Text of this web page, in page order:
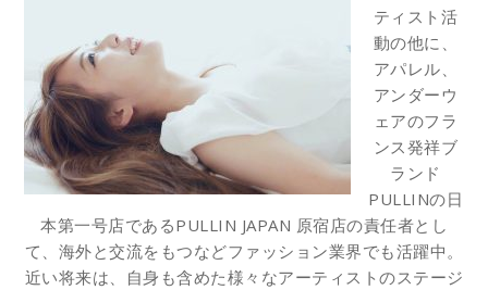
ティスト活
動の他に、
アパレル、
アンダーウ
ェアのフラ
ンス発祥ブ
ランド
PULLINの日
本第一号店であるPULLIN JAPAN 原宿店の責任者とし
て、海外と交流をもつなどファッション業界でも活躍中。
近い将来は、自身も含めた様々なアーティストのステージ